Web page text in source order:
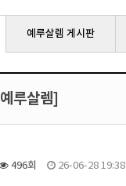
예루살렘 게시판
루살렘]
496회 26-06-28 19:38